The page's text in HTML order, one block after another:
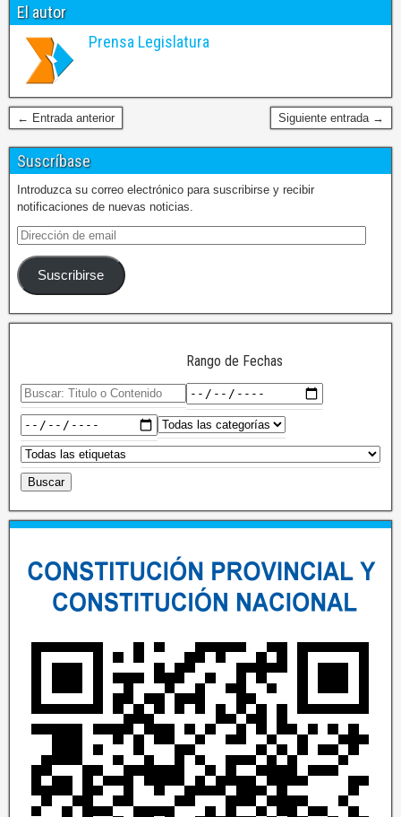
El autor
Prensa Legislatura
← Entrada anterior Siguiente entrada →
Suscríbase
Introduzca su correo electrónico para suscribirse y recibir
notificaciones de nuevas noticias.
Suscribirse
Rango de Fechas